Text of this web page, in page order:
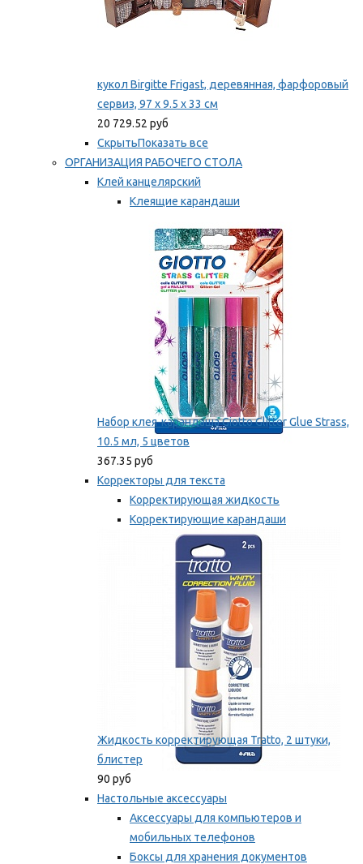
кукол Birgitte Frigast, деревянная, фарфоровый
сервиз, 97 x 9.5 x 33 см
20 729.52 руб
СкрытьПоказать все
ОРГАНИЗАЦИЯ РАБОЧЕГО СТОЛА
Клей канцелярский
Клеящие карандаши
Мы рекомендуем
Набор клея-карандаша Giotto Glitter Glue Strass,
10.5 мл, 5 цветов
367.35 руб
Корректоры для текста
Корректирующая жидкость
Корректирующие карандаши
Корректирующие ленты
Мы рекомендуем
Жидкость корректирующая Tratto, 2 штуки,
блистер
90 руб
Настольные аксессуары
Аксессуары для компьютеров и
мобильных телефонов
Боксы для хранения документов